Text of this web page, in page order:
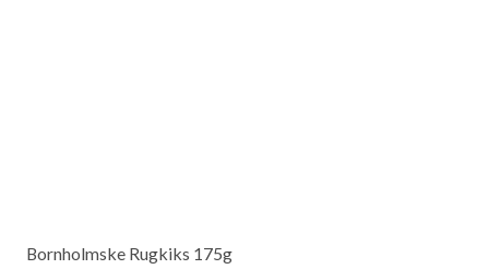
Bornholmske Rugkiks 175g